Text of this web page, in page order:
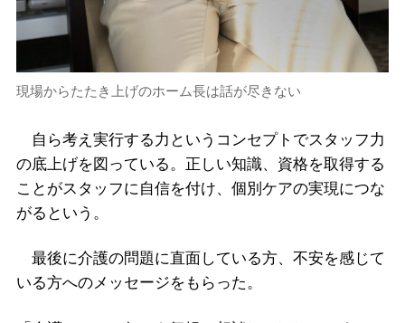
現場からたたき上げのホーム長は話が尽きない
自ら考え実行する力というコンセプトでスタッフ力
の底上げを図っている。正しい知識、資格を取得する
ことがスタッフに自信を付け、個別ケアの実現につな
がるという。
最後に介護の問題に直面している方、不安を感じて
いる方へのメッセージをもらった。